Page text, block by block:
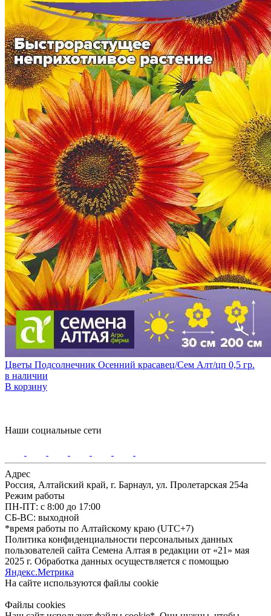
Цветы Подсолнечник Осенний красавец/Сем Алт/цп 0,5 гр.
в наличии
В корзину
Наши социальные сети
Адрес
Россия, Алтайский край, г. Барнаул, ул. Пролетарская 254а
Режим работы
ПН-ПТ: с 8:00 до 17:00
СБ-ВС: выходной
*время работы по Алтайскому краю (UTC+7)
Политика конфиденциальности персональных данных
пользователей сайта Семена Алтая в редакции от «21» мая
2025 г. Обработка данных осуществляется с помощью
Яндекс.Метрика
На сайте используются файлы сookie
Файлы cookies